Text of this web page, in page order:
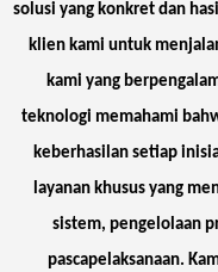
solusi yang konkret dan
klien kami untuk
kami yang
teknologi memahami
keberhasilan setiap
layanan khusus yang
sistem, pengelolaan
pascapelaksanaan.